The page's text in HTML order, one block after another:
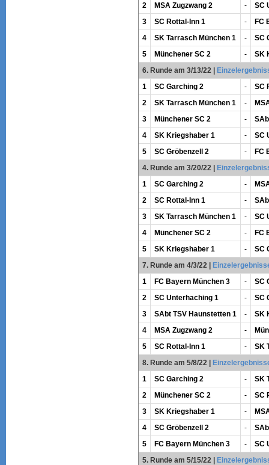
2
MSA Zugzwang 2 -
SC
3
SC Rottal-Inn 1 -
FC
4
SK Tarrasch München 1 -
SC
5
Münchener SC 2 -
SK
6. Runde am 3/13/22 |
1
SC Garching 2 -
SC
2
SK Tarrasch München 1 -
3
Münchener SC 2 -
4
SK Kriegshaber 1 -
SC
5
SC Gröbenzell 2 -
FC
4. Runde am 3/20/22 |
1
SC Garching 2 -
2
SC Rottal-Inn 1 -
3
SK Tarrasch München 1 -
SC
4
Münchener SC 2 -
FC
5
SK Kriegshaber 1 -
SC
7. Runde am 4/3/22 |
1
FC Bayern München 3 -
SC
2
SC Unterhaching 1 -
SC
3
SAbt TSV Haunstetten 1 -
SK
4
MSA Zugzwang 2 -
5
SC Rottal-Inn 1 -
SK
8. Runde am 5/8/22 |
1
SC Garching 2 -
SK
2
Münchener SC 2 -
SC
3
SK Kriegshaber 1 -
4
SC Gröbenzell 2 -
5
FC Bayern München 3 -
SC
5. Runde am 5/15/22 |